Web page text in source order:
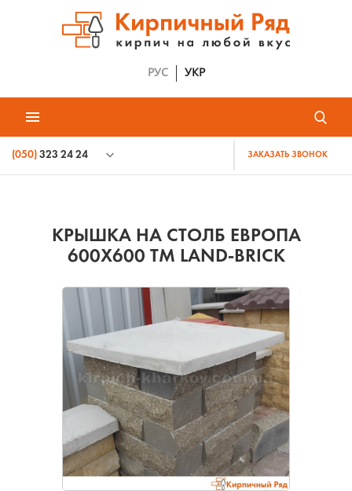
РУС УКР
(050) 323 24 24 ЗАКАЗАТЬ ЗВОНОК
КРЫШКА НА СТОЛБ ЕВРОПА
600Х600 ТМ LAND-BRICK